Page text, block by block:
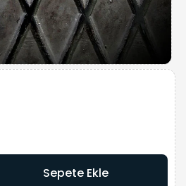
Sepete Ekle